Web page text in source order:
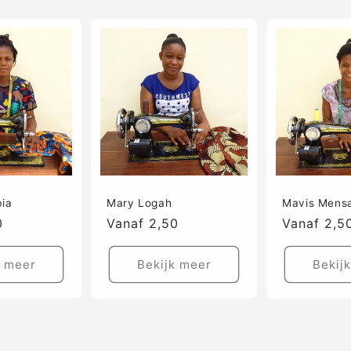
meer
Mary Logah
Prijs
Vanaf 2,50
Bekijk meer
Mavis
Prijs
Vanaf